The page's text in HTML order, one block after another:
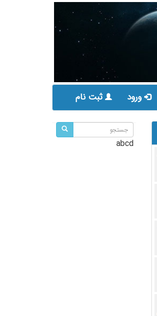
ورود ثبت نام
abcd